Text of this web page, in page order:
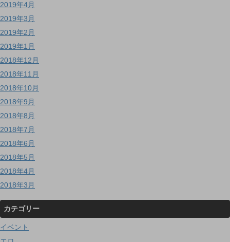
2019年4月
2019年3月
2019年2月
2019年1月
2018年12月
2018年11月
2018年10月
2018年9月
2018年8月
2018年7月
2018年6月
2018年5月
2018年4月
2018年3月
カテゴリー
イベント